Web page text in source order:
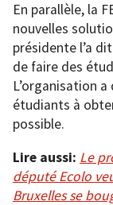
En parallèle, la
nouvelles
présidente l’a
de faire des
L’organisation
étudiants à
possible.
Lire aussi: Le
député Ecolo
Bruxelles se